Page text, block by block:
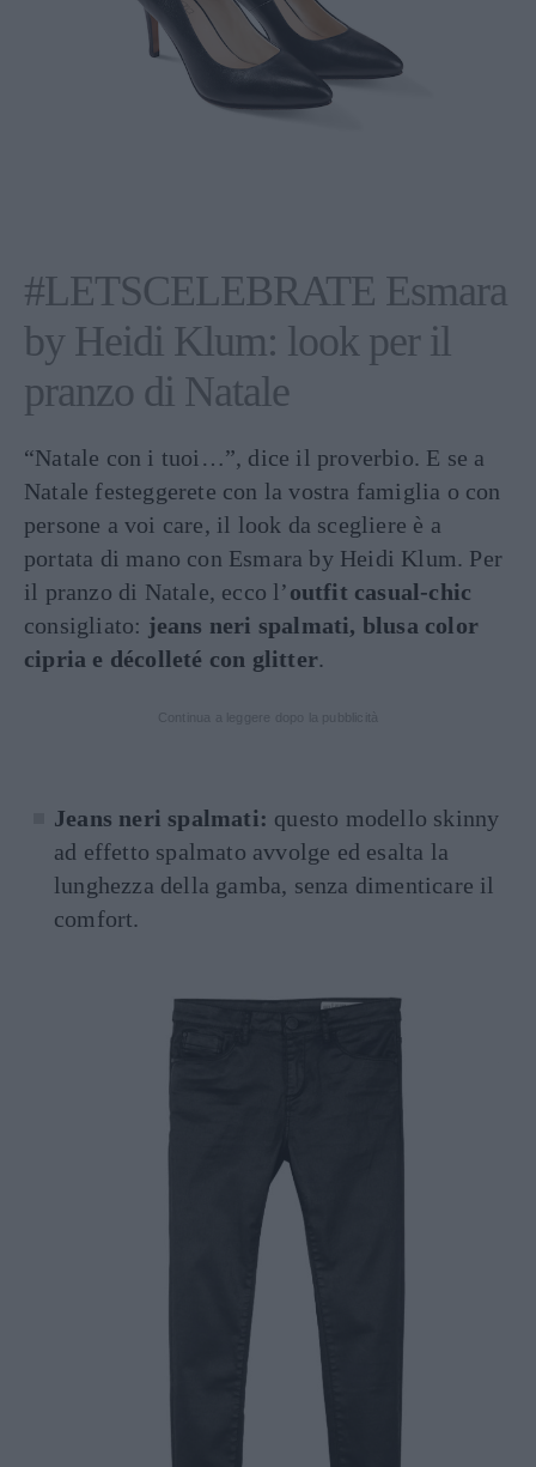
#LETSCELEBRATE Esmara
by Heidi Klum: look per il
pranzo di Natale
“Natale con i tuoi…”, dice il proverbio. E se a
Natale festeggerete con la vostra famiglia o con
persone a voi care, il look da scegliere è a
portata di mano con Esmara by Heidi Klum. Per
il pranzo di Natale, ecco l’outfit casual-chic
consigliato: jeans neri spalmati, blusa color
cipria e décolleté con glitter.
Jeans neri spalmati: questo modello skinny
ad effetto spalmato avvolge ed esalta la
lunghezza della gamba, senza dimenticare il
comfort.